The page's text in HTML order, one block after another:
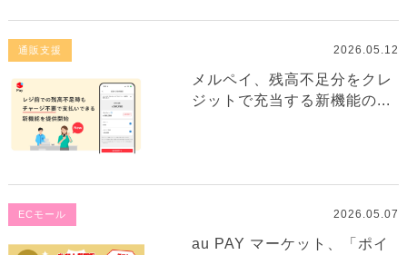
通販支援 2026.05.12
メルペイ、残高不足分をクレ
ジットで充当する新機能の...
ECモール 2026.05.07
au PAY マーケット、「ポイ